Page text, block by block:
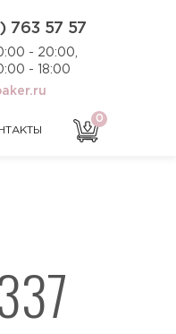
763 57 57
- 20:00,
- 18:00
0